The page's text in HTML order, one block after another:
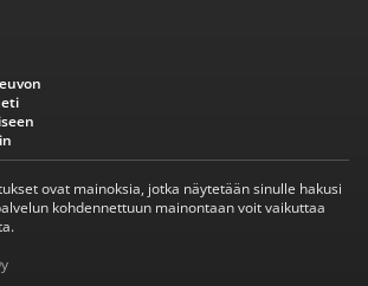
ovat mainoksia, jotka näytetään sinulle hakusi
kohdennettuun mainontaan voit vaikuttaa